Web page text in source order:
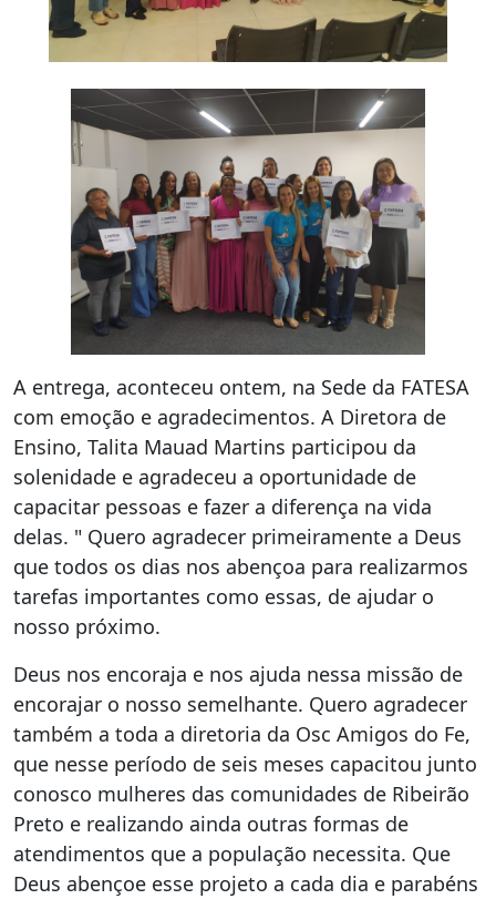
A entrega, aconteceu ontem, na Sede da FATESA
com emoção e agradecimentos. A Diretora de
Ensino, Talita Mauad Martins participou da
solenidade e agradeceu a oportunidade de
capacitar pessoas e fazer a diferença na vida
delas. " Quero agradecer primeiramente a Deus
que todos os dias nos abençoa para realizarmos
tarefas importantes como essas, de ajudar o
nosso próximo.
Deus nos encoraja e nos ajuda nessa missão de
encorajar o nosso semelhante. Quero agradecer
também a toda a diretoria da Osc Amigos do Fe,
que nesse período de seis meses capacitou junto
conosco mulheres das comunidades de Ribeirão
Preto e realizando ainda outras formas de
atendimentos que a população necessita. Que
Deus abençoe esse projeto a cada dia e parabéns